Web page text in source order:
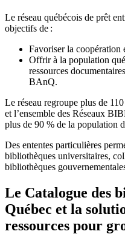
Le réseau québécois de prêt
objectifs de :
Favoriser la coopération
Offrir à la population
ressources
BAnQ.
Le réseau regroupe plus de 110
et l’ensemble des Réseaux
plus de 90 % de la population
Des ententes particulières
bibliothèques universitaires,
bibliothèques
Le Catalogue des
Québec et la
ressources pour